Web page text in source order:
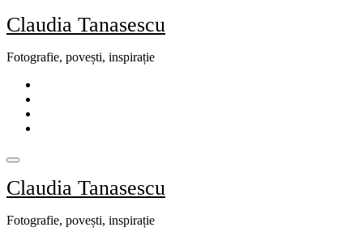
Skip
to
Claudia Tanasescu
Fotografie, povești, inspirație
Claudia Tanasescu
Fotografie, povești, inspirație